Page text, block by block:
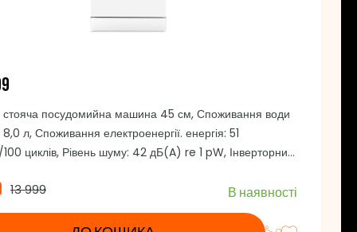
посудомийна машина 45 см, Споживання води
л, Споживання електроенергії. енергія: 51
100 циклів, Рівень шуму: 42 дБ(A) re 1 pW, Інверторний
програм: 8, Автоматичне відкривання дверей,
від дітей, Спосіб керування: сенсорне, Мийна
нержавіючої сталі, AquaStop, Колір: білий
13 999 В наявності